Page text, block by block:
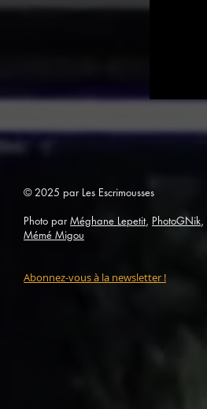
© 2025 par Les Escrimousses
Photo parMéghane Lepetit, PhotoGNik,
Mémé Migou
Abonnez-vous à la newsletter !